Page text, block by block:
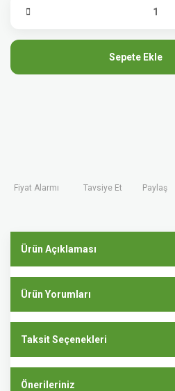
Sepete Ekle
Fiyat Alarmı Tavsiye Et Paylaş
Ürün Açıklaması
Ürün Yorumları
Taksit Seçenekleri
Önerileriniz